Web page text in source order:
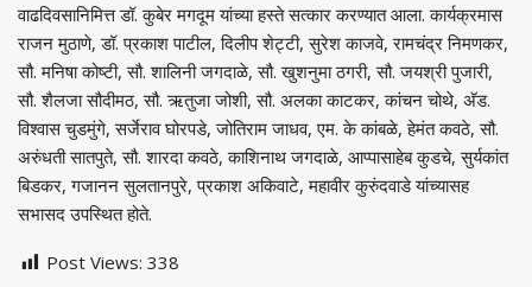
वाढदिवसानिमित्त डॉ. कुबेर मगदूम यांच्या हस्ते सत्कार करण्यात आला. कार्यक्रमास
राजन मुठाणे, डॉ. प्रकाश पाटील, दिलीप शेट्टी, सुरेश काजवे, रामचंद्र निमणकर,
सौ. मनिषा कोष्टी, सौ. शालिनी जगदाळे, सौ. खुशनुमा ठगरी, सौ. जयश्री पुजारी,
सौ. शैलजा सौदीमठ, सौ. ऋतुजा जोशी, सौ. अलका काटकर, कांचन चोथे, अ‍ॅड.
विश्‍वास चुडमुंगे, सर्जेराव घोरपडे, जोतिराम जाधव, एम. के कांबळे, हेमंत कवठे, सौ.
अरुंधती सातपुते, सौ. शारदा कवठे, काशिनाथ जगदाळे, आप्पासाहेब कुडचे, सुर्यकांत
बिडकर, गजानन सुलतानपुरे, प्रकाश अकिवाटे, महावीर कुरुंदवाडे यांच्यासह
सभासद उपस्थित होते.
Post Views: 338